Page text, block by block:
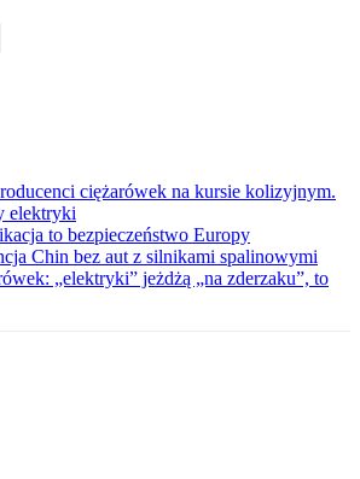
ciężarówek na kursie kolizyjnym.
elektryki
to bezpieczeństwo Europy
Chin bez aut z silnikami spalinowymi
„elektryki” jeżdżą „na zderzaku”, to